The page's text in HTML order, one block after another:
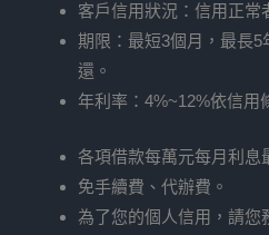
客戶信用狀況：信用正常
期限：最短3個月，最長
還。
年利率：4%~12%依信用
各項借款每萬元每月利息
免手續費、代辦費。
為了您的個人信用，請